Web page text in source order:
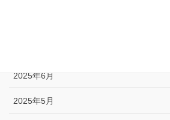
2025年6月
2025年5月